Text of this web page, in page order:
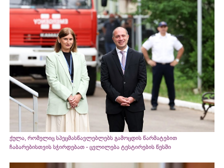
ქულა, რომელიც სპეცმასწავლებლებს გამოცდის წარმატებით
ჩაბარებისთვის სჭირდებათ - ცვლილება ტესტირების წესში